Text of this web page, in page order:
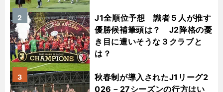
J1全順位予想 識者５人が推す
優勝候補筆頭は？ J2降格の憂
き目に遭いそうな３クラブと
は？
2
秋春制が導入されたJ1リーグ2
026－27シーズンの行方はい
3